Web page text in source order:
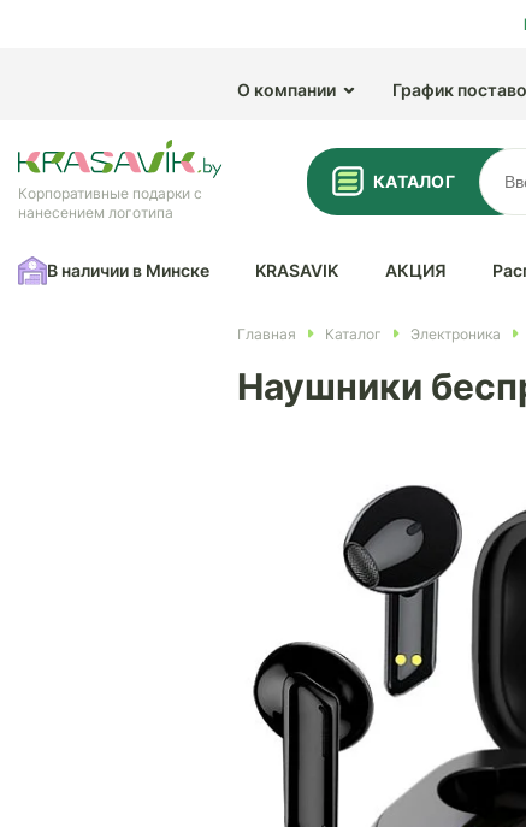
О компании График
Корпоративные подарки с
нанесением логотипа
КАТАЛОГ
В наличии в Минске KRASAVIK АКЦИЯ
Главная Каталог Электроника
Наушники